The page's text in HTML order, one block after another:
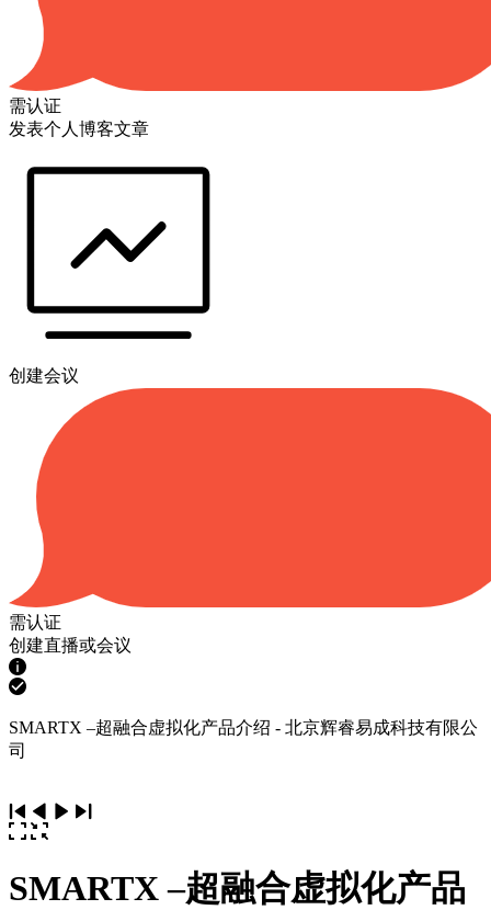
需认证
发表个人博客文章
创建会议
需认证
创建直播或会议
SMARTX –超融合虚拟化产品介绍 - 北京辉睿易成科技有限公
司
SMARTX –超融合虚拟化产品